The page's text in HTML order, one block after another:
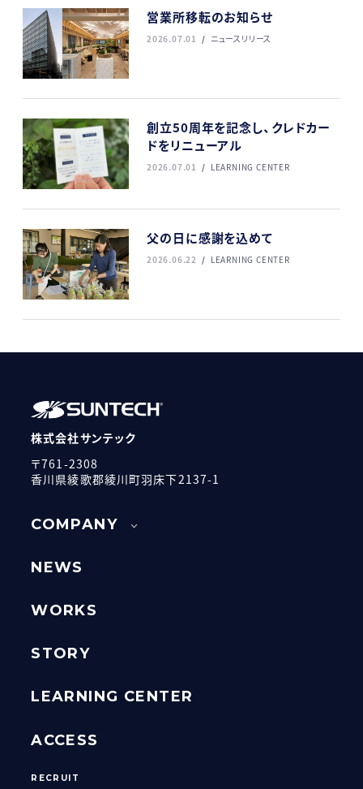
営業所移転のお知らせ
2026.07.01 ニュースリリース
創立50周年を記念し、クレドカー
ドをリニューアル
2026.07.01 LEARNING CENTER
父の日に感謝を込めて
2026.06.22 LEARNING CENTER
株式会社サンテック
〒761-2308
香川県綾歌郡綾川町羽床下2137-1
COMPANY
NEWS
WORKS
STORY
LEARNING CENTER
ACCESS